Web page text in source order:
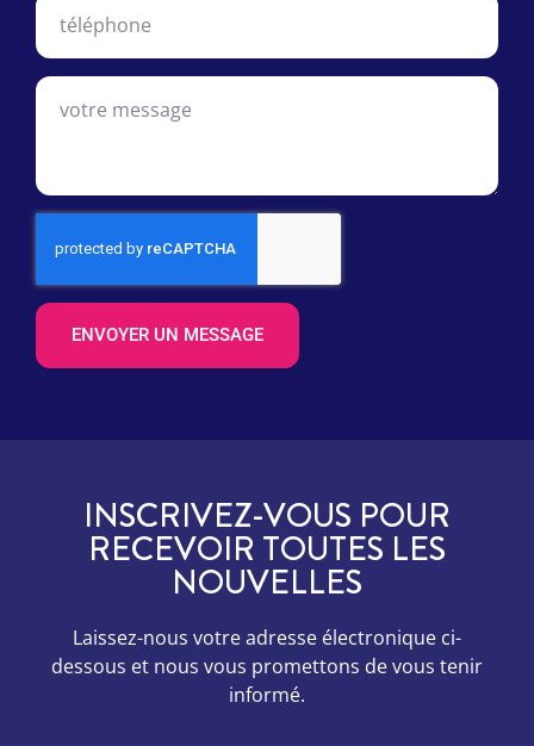
ENVOYER UN MESSAGE
INSCRIVEZ-VOUS POUR
RECEVOIR TOUTES LES
NOUVELLES
Laissez-nous votre adresse électronique ci-
dessous et nous vous promettons de vous tenir
informé.